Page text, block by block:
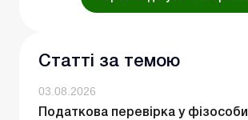
Статті за темою
03.08.2026
Податкова перевірка у